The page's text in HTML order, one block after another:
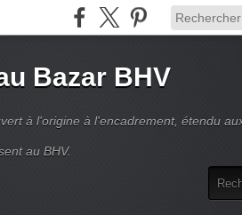
Bazar BHV
à l'origine à l'encadrement, étendu
au BHV.